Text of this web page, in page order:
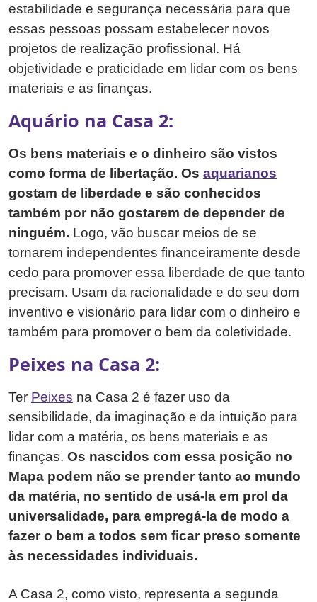
estabilidade e segurança necessária para que
essas pessoas possam estabelecer novos
projetos de realização profissional. Há
objetividade e praticidade em lidar com os bens
materiais e as finanças.
Aquário na Casa 2:
Os bens materiais e o dinheiro são vistos
como forma de libertação. Os aquarianos
gostam de liberdade e são conhecidos
também por não gostarem de depender de
ninguém. Logo, vão buscar meios de se
tornarem independentes financeiramente desde
cedo para promover essa liberdade de que tanto
precisam. Usam da racionalidade e do seu dom
inventivo e visionário para lidar com o dinheiro e
também para promover o bem da coletividade.
Peixes na Casa 2:
Ter Peixes na Casa 2 é fazer uso da
sensibilidade, da imaginação e da intuição para
lidar com a matéria, os bens materiais e as
finanças. Os nascidos com essa posição no
Mapa podem não se prender tanto ao mundo
da matéria, no sentido de usá-la em prol da
universalidade, para empregá-la de modo a
fazer o bem a todos sem ficar preso somente
às necessidades individuais.
A Casa 2, como visto, representa a segunda